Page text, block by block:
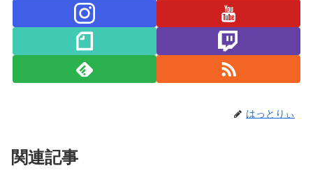
はっとりぃ
関連記事